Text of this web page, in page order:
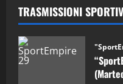
TRASMISSIONI
2 28/